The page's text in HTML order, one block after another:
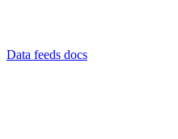
Data feeds docs